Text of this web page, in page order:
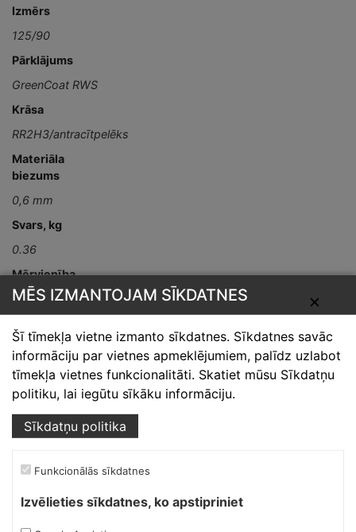
Izmērs
125/90
Pārklājums
GreenCoat RWS
Krāsa
RR2H3/antracītpelēks
Materiāla
biezums
0,6 mm
Svars, kg
0.36
Mērvienība
gab
Skārdnieks M
Ofiss, ražošana, noliktava.
Izmēģinātāju iela 1a,
Priekuļi, Cēsu novads.
✕
MĒS IZMANTOJAM SĪKDATNES
Šī tīmekļa vietne izmanto sīkdatnes. Sīkdatnes savāc
informāciju par vietnes apmeklējumiem, palīdz uzlabot
tīmekļa vietnes funkcionalitāti. Skatiet mūsu Sīkdatņu
politiku, lai iegūtu sīkāku informāciju.
Sīkdatņu politika
Funkcionālās sīkdatnes
Izvēlieties sīkdatnes, ko apstipriniet